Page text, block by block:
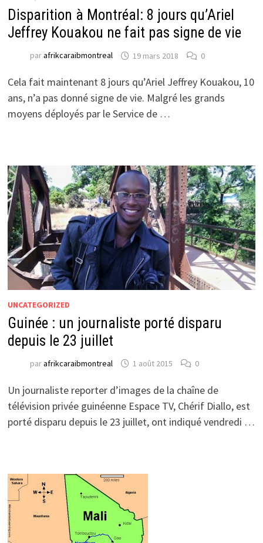
Disparition à Montréal: 8 jours qu’Ariel
Jeffrey Kouakou ne fait pas signe de vie
parafrikcaraibmontreal 19 mars 2018 0
Cela fait maintenant 8 jours qu’Ariel Jeffrey Kouakou, 10
ans, n’a pas donné signe de vie. Malgré les grands
moyens déployés par le Service de …
UNCATEGORIZED
Guinée : un journaliste porté disparu
depuis le 23 juillet
parafrikcaraibmontreal 1 août 2015 0
Un journaliste reporter d’images de la chaîne de
télévision privée guinéenne Espace TV, Chérif Diallo, est
porté disparu depuis le 23 juillet, ont indiqué vendredi …